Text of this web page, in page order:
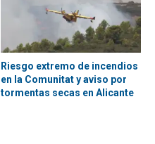
Riesgo extremo de incendios
en la Comunitat y aviso por
tormentas secas en Alicante